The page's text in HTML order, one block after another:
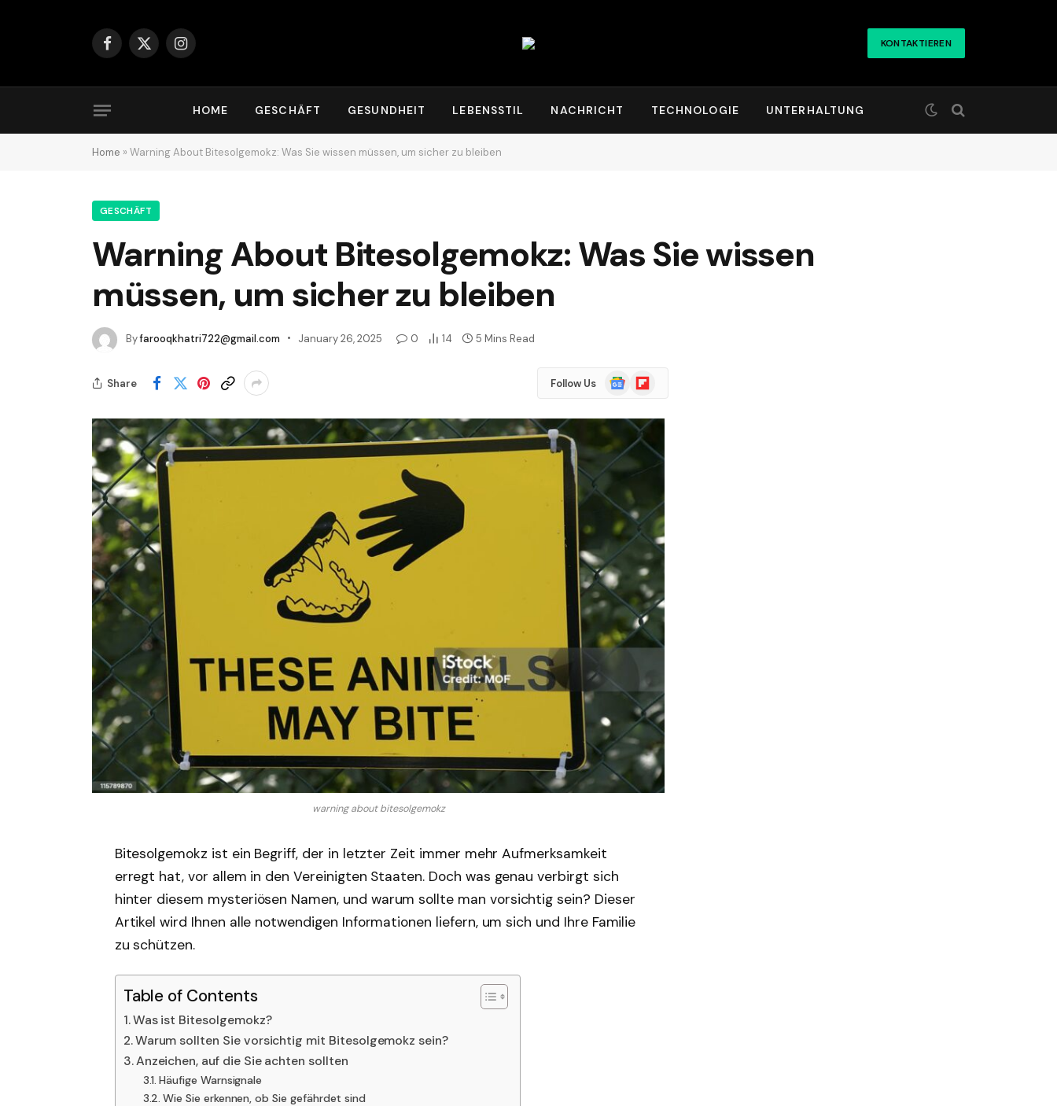
Facebook
X
Instagram KONTAKTIEREN
HOME GESCHÄFT GESUNDHEIT LEBENSSTIL NACHRICHT TECHNOLOGIE UNTERHALTUNG
Home » Warning About Bitesolgemokz: Was Sie wissen müssen, um sicher zu bleiben
GESCHÄFT
Warning About Bitesolgemokz: Was Sie wissen
müssen, um sicher zu bleiben
Byfarooqkhatri722@gmail.com January 26, 2025 0 14 5 Mins Read
Share Follow Us
Google
News
Flipboard
warning about bitesolgemokz
Bitesolgemokz ist ein Begriff, der in letzter Zeit immer mehr Aufmerksamkeit
erregt hat, vor allem in den Vereinigten Staaten. Doch was genau verbirgt sich
hinter diesem mysteriösen Namen, und warum sollte man vorsichtig sein? Dieser
Artikel wird Ihnen alle notwendigen Informationen liefern, um sich und Ihre Familie
zu schützen.
Table of Contents
Was ist Bitesolgemokz?
Warum sollten Sie vorsichtig mit Bitesolgemokz sein?
Anzeichen, auf die Sie achten sollten
Häufige Warnsignale
Wie Sie erkennen, ob Sie gefährdet sind